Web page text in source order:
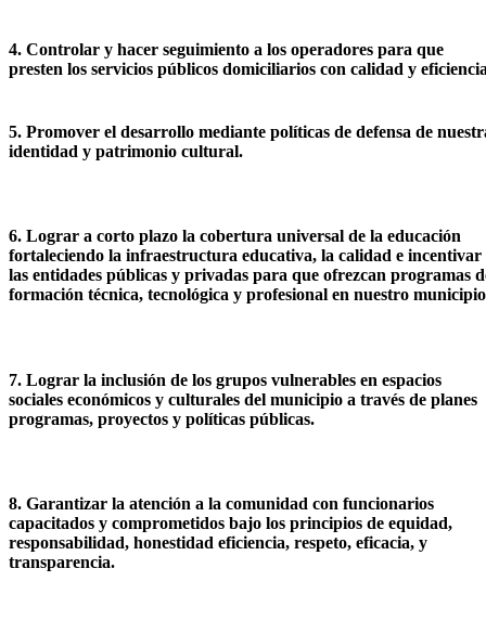
4. Controlar y hacer seguimiento a los operadores para que
presten los servicios públicos domiciliarios con calidad y
5. Promover el desarrollo mediante políticas de defensa de
identidad y patrimonio cultural.
6. Lograr a corto plazo la cobertura universal de la educación
fortaleciendo la infraestructura educativa, la calidad e incentivar
las entidades públicas y privadas para que ofrezcan programas
formación técnica, tecnológica y profesional en nuestro
7. Lograr la inclusión de los grupos vulnerables en espacios
sociales económicos y culturales del municipio a través de planes
programas, proyectos y políticas públicas.
8. Garantizar la atención a la comunidad con funcionarios
capacitados y comprometidos bajo los principios de equidad,
responsabilidad, honestidad eficiencia, respeto, eficacia, y
transparencia.